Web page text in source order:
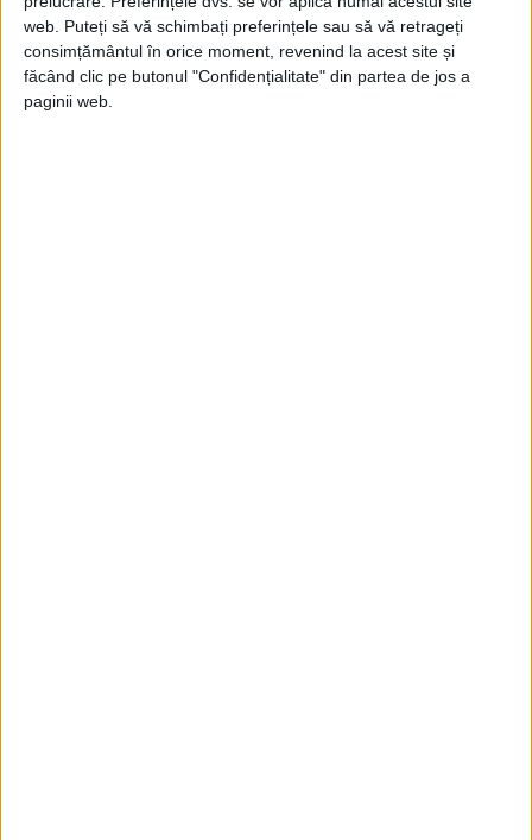
web. Puteți să vă schimbați preferințele sau să vă retrageți
consimțământul în orice moment, revenind la acest site și
făcând clic pe butonul "Confidențialitate" din partea de jos a
paginii web.
pentru un CBE onorific”. Ashe Windham a
spus că Mahfouz a făcut două donații
generoase, care au contribuit la